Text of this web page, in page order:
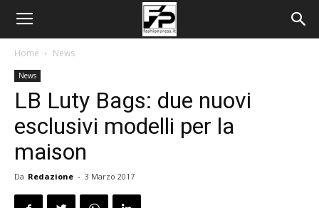
Home News
News
LB Luty Bags: due nuovi
esclusivi modelli per la
maison
Da Redazione - 3 Marzo 2017